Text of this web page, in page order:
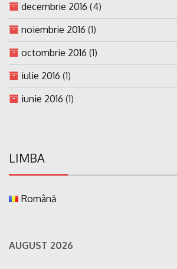
decembrie 2016 (4)
noiembrie 2016 (1)
octombrie 2016 (1)
iulie 2016 (1)
iunie 2016 (1)
LIMBA
Română
AUGUST 2026